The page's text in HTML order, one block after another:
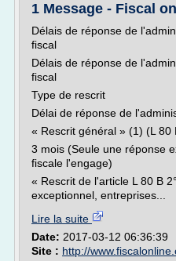
1 Message - Fiscal
Délais de réponse de
fiscal
Délais de réponse de
fiscal
Type de rescrit
Délai de réponse de
« Rescrit général » (1) (L 80
3 mois (Seule une réponse
fiscale l'engage)
« Rescrit de l'article L 80 B
exceptionnel, entreprises...
Lire la suite
Date: 2017-03-12 06:36:39
Site : http://